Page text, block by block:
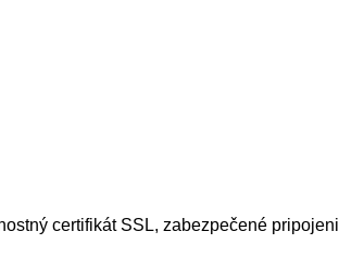
certifikát SSL, zabezpečené